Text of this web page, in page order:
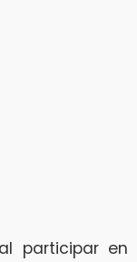
participar en